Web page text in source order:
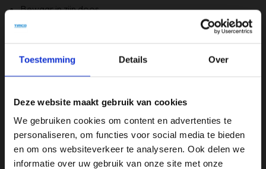
Toestemming Details Over
Deze website maakt gebruik van cookies
We gebruiken cookies om content en advertenties te
personaliseren, om functies voor social media te bieden
en om ons websiteverkeer te analyseren. Ook delen we
informatie over uw gebruik van onze site met onze
Bewaar in zijn doos.
Niet direct blootstellen aan de zon.
Zwart
Merk
Fila